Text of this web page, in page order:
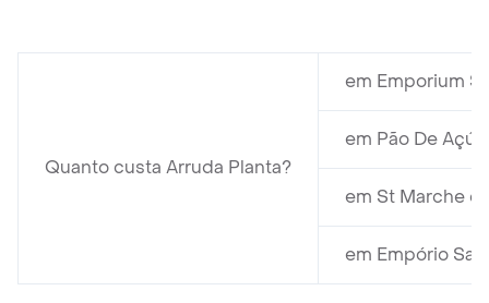
Quanto custa Arruda Planta?
em Emporium
em Pão De
em St Marche
em Empório